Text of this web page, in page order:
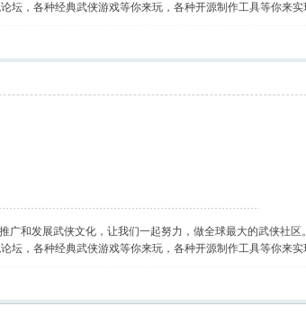
坛，各种经典武侠游戏等你来玩，各种开源制作工具等你来实
广和发展武侠文化，让我们一起努力，做全球最大的武侠社区。
坛，各种经典武侠游戏等你来玩，各种开源制作工具等你来实